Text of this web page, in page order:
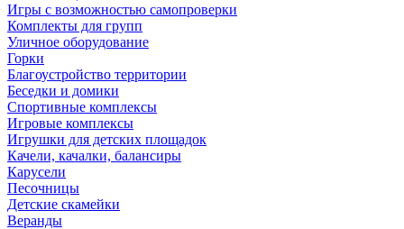
Игры с возможностью самопроверки
Комплекты для групп
Уличное оборудование
Горки
Благоустройство территории
Беседки и домики
Спортивные комплексы
Игровые комплексы
Игрушки для детских площадок
Качели, качалки, балансиры
Карусели
Песочницы
Детские скамейки
Веранды